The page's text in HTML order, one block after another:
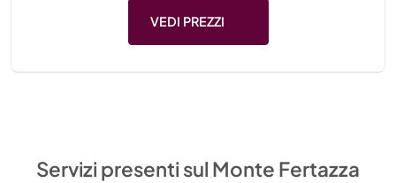
VEDI PREZZI
Servizi presenti sul Monte Fertazza